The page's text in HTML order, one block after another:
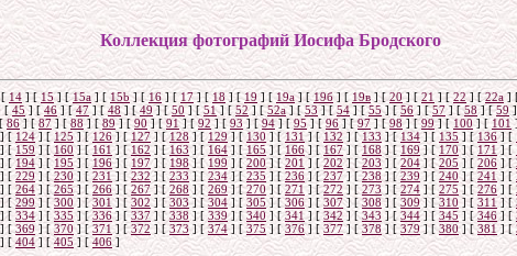
Коллекция фотографий Иосифа Бродского
[ 14 ] [ 15] [15a ] [15b] [16 ] [ 17] [ 18] [19 ] [19а] [19б] [ 19в ] [20] [21 ] [ 22] [22a ]
[ 45] [ 46 ] [47 ] [ 48] [49] [ 50 ] [51] [52 ] [52а] [53] [ 54 ] [55] [56 ] [57] [58] [59]
[86] [ 87] [88] [89] [ 90 ] [91] [ 92 ] [ 93 ] [94 ] [ 95 ] [ 96] [97 ] [98 ] [99] [100 ] [ 101
] [ 124] [ 125 ] [126] [ 127 ] [128 ] [ 129] [ 130 ] [131] [ 132 ] [133 ] [ 134] [ 135 ] [136] [
[159 ] [160 ] [ 161 ] [162 ] [163 ] [164] [165] [ 166] [ 167] [168] [ 169 ] [ 170] [171] [
[ 194 ] [195 ] [196] [ 197] [ 198] [199 ] [200] [201 ] [ 202 ] [203] [204] [205 ] [ 206 ] [
] [229 ] [ 230] [ 231] [232] [ 233 ] [ 234] [ 235 ] [ 236] [237] [238 ] [239 ] [240] [ 241 ] [
[ 264] [265] [ 266 ] [ 267] [ 268 ] [ 269] [270 ] [271 ] [272 ] [ 273 ] [274 ] [ 275 ] [276 ] [
] [299] [ 300 ] [301] [ 302 ] [303] [304 ] [ 305] [306] [ 307] [308 ] [ 309] [310 ] [ 311] [
] [ 334] [ 335] [336] [ 337 ] [338 ] [ 339] [ 340 ] [341] [ 342 ] [343 ] [ 344] [ 345 ] [346] [
[369 ] [ 370 ] [371 ] [372 ] [ 373] [374] [375] [376] [ 377] [ 378 ] [379] [380] [381 ] [
[ 404] [405 ] [406]